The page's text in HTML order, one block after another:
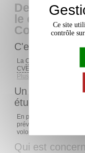
Des idées
le campus
C'est quoi la
LaCViE
est chargée
CVEC
qui contribuent à
Plus d’informations sur
Un appel à
étudiant·es
En plus des
prévu de
volontaires.
Qui est
Ce site
contrôle